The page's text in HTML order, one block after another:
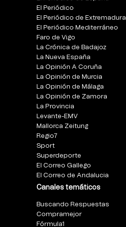
El Periódico
El Periódico de Extremadura
El Periódico Mediterráneo
Faro de Vigo
La Crónica de Badajoz
La Nueva España
La Opinión A Coruña
La Opinión de Murcia
La Opinión de Málaga
La Opinión de Zamora
La Provincia
Levante-EMV
Mallorca Zeitung
Regio7
Sport
Superdeporte
El Correo Gallego
El Correo de Andalucia
Canales temáticos
Buscando Respuestas
Compramejor
Fórmula1